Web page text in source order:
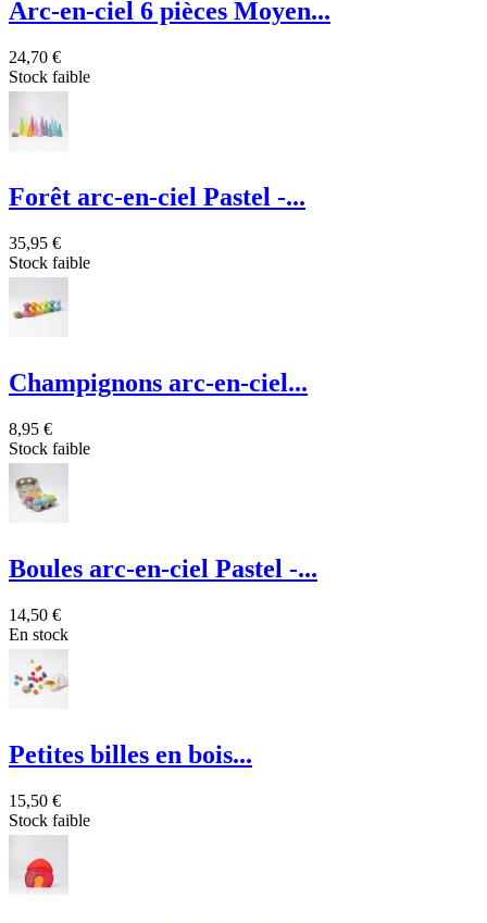
Arc-en-ciel 6 pièces Moyen...
24,70 €
Stock faible
Forêt arc-en-ciel Pastel -...
35,95 €
Stock faible
Champignons arc-en-ciel...
8,95 €
Stock faible
Boules arc-en-ciel Pastel -...
14,50 €
En stock
Petites billes en bois...
15,50 €
Stock faible